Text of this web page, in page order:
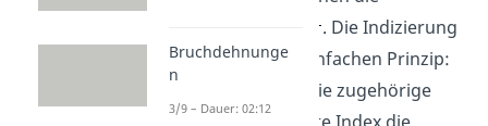
. Die Indizierung
folgt dabei einem einfachen Prinzip:
Der erste Index ist die zugehörige
Bruchdehnunge
n
3/9 – Dauer: 02:12